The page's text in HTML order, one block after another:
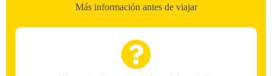
Más información antes de viajar